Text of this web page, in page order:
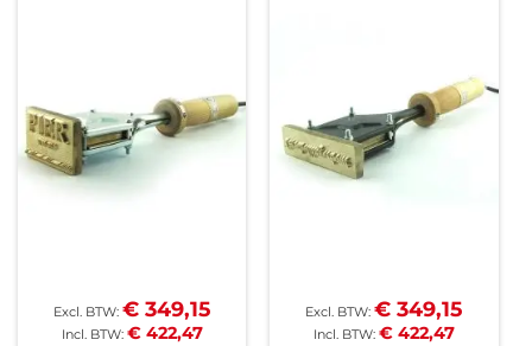
€ 422,47
€ 349,15
€ 422,47
€ 349,15